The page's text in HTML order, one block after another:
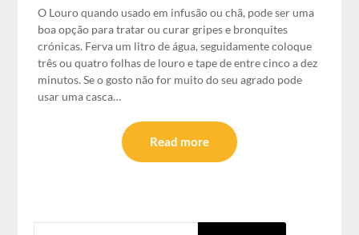
O Louro quando usado em infusão ou chã, pode ser uma
boa opção para tratar ou curar gripes e bronquites
crónicas. Ferva um litro de água, seguidamente coloque
três ou quatro folhas de louro e tape de entre cinco a dez
minutos. Se o gosto não for muito do seu agrado pode
usar uma casca…
Read more